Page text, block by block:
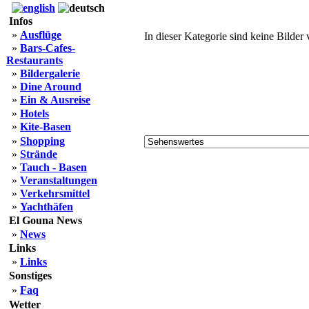
Infos
» Ausflüge
» Bars-Cafes-
Restaurants
» Bildergalerie
» Dine Around
» Ein & Ausreise
» Hotels
» Kite-Basen
» Shopping
» Strände
» Tauch - Basen
» Veranstaltungen
» Verkehrsmittel
» Yachthäfen
El Gouna News
» News
Links
» Links
Sonstiges
» Faq
Wetter
In dieser Kategorie sind keine Bilder